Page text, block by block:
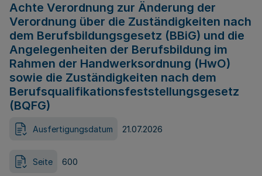
Achte Verordnung zur Änderung der
Verordnung über die Zuständigkeiten nach
dem Berufsbildungsgesetz (BBiG) und die
Angelegenheiten der Berufsbildung im
Rahmen der Handwerksordnung (HwO)
sowie die Zuständigkeiten nach dem
Berufsqualifikationsfeststellungsgesetz
(BQFG)
Ausfertigungsdatum 21.07.2026
Seite 600